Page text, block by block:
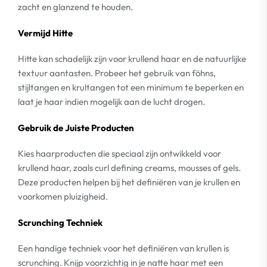
zacht en glanzend te houden.
Vermijd Hitte
Hitte kan schadelijk zijn voor krullend haar en de natuurlijke
textuur aantasten. Probeer het gebruik van föhns,
stijltangen en krultangen tot een minimum te beperken en
laat je haar indien mogelijk aan de lucht drogen.
Gebruik de Juiste Producten
Kies haarproducten die speciaal zijn ontwikkeld voor
krullend haar, zoals curl defining creams, mousses of gels.
Deze producten helpen bij het definiëren van je krullen en
voorkomen pluizigheid.
Scrunching Techniek
Een handige techniek voor het definiëren van krullen is
scrunching. Knijp voorzichtig in je natte haar met een